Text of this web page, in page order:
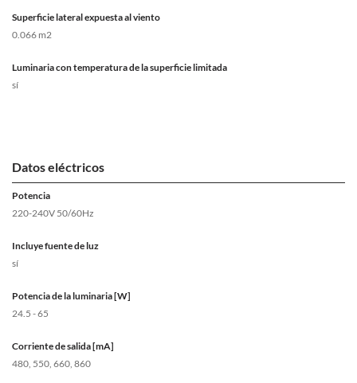
Superficie lateral expuesta al viento
0.066 m2
Luminaria con temperatura de la superficie limitada
sí
Datos eléctricos
Potencia
220-240V 50/60Hz
Incluye fuente de luz
sí
Potencia de la luminaria [W]
24.5 - 65
Corriente de salida [mA]
480, 550, 660, 860